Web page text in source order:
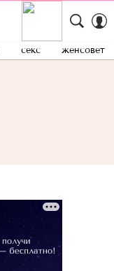
секс женсовет